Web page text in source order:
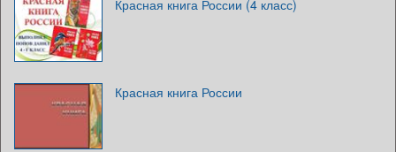
Красная книга России (4 класс)
Красная книга России